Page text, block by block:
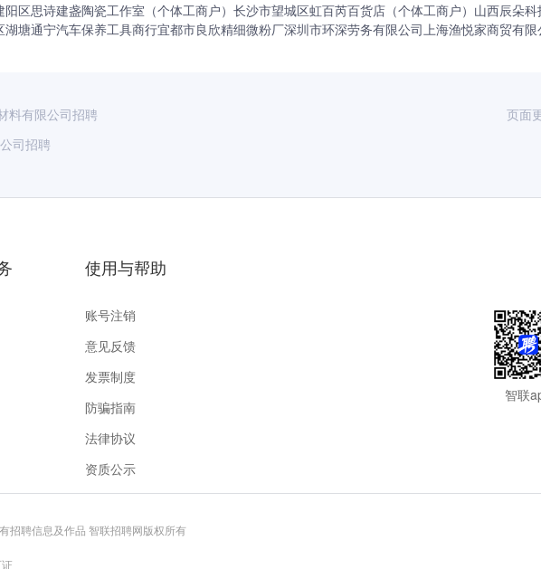
阳区思诗建盏陶瓷工作室（个体工商户） 长沙市望城区虹百芮百货店（个体工商户） 山西辰朵
湖塘通宁汽车保养工具商行宜都市良欣精细微粉厂深圳市环深劳务有限公司上海渔悦家商贸有限
料有限公司招聘
司招聘
页面
使用与帮助
账号注销
意见反馈
发票制度
防骗指南
法律协议
资质公示
智联
招聘信息及作品 智联招聘网版权所有